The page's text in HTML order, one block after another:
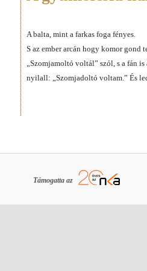
A balta, mint a farkas foga fényes.
S az ember arcán hogy komor gond
„Szomjamoltó voltál” szól, s a fán is
nyilall: „Szomjadoltó voltam.” És
Támogatta az